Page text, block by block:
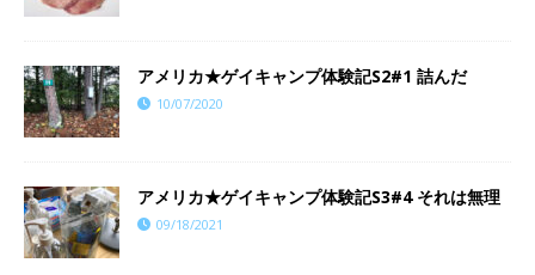
アメリカ★ゲイキャンプ体験記S2#1 詰んだ
10/07/2020
アメリカ★ゲイキャンプ体験記S3#4 それは無理
09/18/2021